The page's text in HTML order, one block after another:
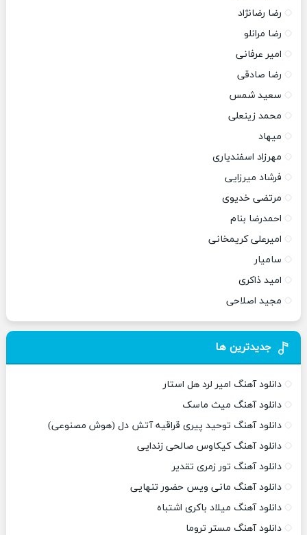
رضا رضانژاد
رضا مرانلو
امیر عرفانی
رضا صادقی
سعید شمس
محمد زینعلی
میهاد
مهرزاد اسفندیاری
فرشاد میرزایی
مرتضی خدیوی
احمدرضا بنام
امیرعلی کریمخانی
سامیار
امید ذاکری
مجید اصلاحی
جدیدترین ها
دانلود آهنگ امیر لرد هل استار
دانلود آهنگ میث ماسک
دانلود آهنگ توحید پیری قراقیه آتش دل (هوش مصنوعی)
دانلود آهنگ کیکاوس صالحی زندایی
دانلود آهنگ تور زمری تقدیر
دانلود آهنگ مانی ویس حضور تنهایی
دانلود آهنگ میلاد باکری اشتباه
دانلود آهنگ مستر تروما